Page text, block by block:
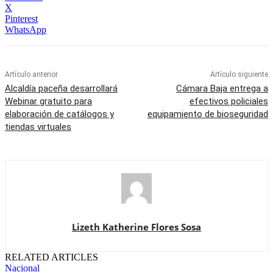
X
Pinterest
WhatsApp
Artículo anterior
Alcaldía paceña desarrollará
Webinar gratuito para
elaboración de catálogos y
tiendas virtuales
Artículo siguiente
Cámara Baja entrega a
efectivos policiales
equipamiento de bioseguridad
Lizeth Katherine Flores Sosa
RELATED ARTICLES
Nacional